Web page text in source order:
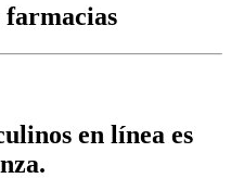
en línea es